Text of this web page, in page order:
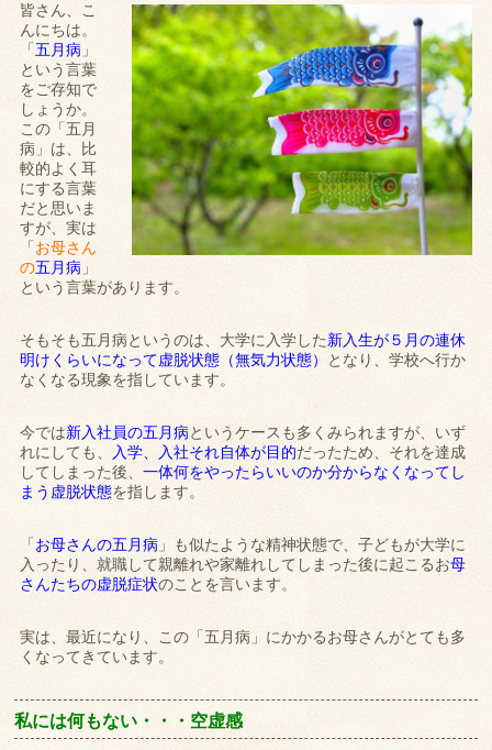
皆さん、こ
んにちは。
「五月病 」
という言葉
をご存知で
しょうか。
この「五月
病」は、比
較的よく耳
にする言葉
だと思いま
すが、実は
「お母さん
の五月病 」
という言葉があります。
そもそも五月病というのは、大学に入学した新入生が５月の連休
明けくらいになって虚脱状態（無気力状態） となり、学校へ行か
なくなる現象を指しています。
今では新入社員の五月病というケースも多くみられますが、いず
れにしても、 入学、入社それ自体が目的だったため、それを達成
してしまった後、一体何をやったらいいのか分からなくなってし
まう虚脱状態を指します。
「 お母さんの五月病 」も似たような精神状態で、子どもが大学に
入ったり、就職して親離れや家離れしてしまった後に起こるお母
さんたちの虚脱症状のことを言います。
実は、最近になり、この「五月病」にかかるお母さんがとても多
くなってきています。
私には何もない・・・空虚感